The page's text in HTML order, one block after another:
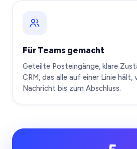
Für Teams gemacht
Geteilte Posteingänge, klare
CRM, das alle auf einer Linie hält,
Nachricht bis zum Abschluss.